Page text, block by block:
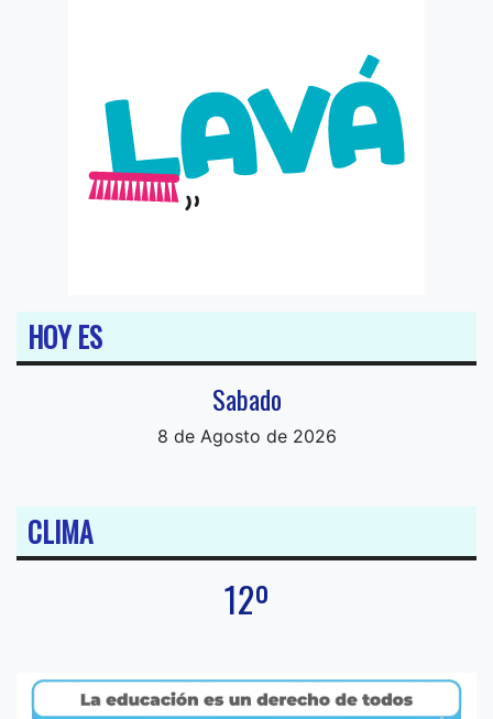
HOY ES
Sabado
8 de Agosto de 2026
CLIMA
12º